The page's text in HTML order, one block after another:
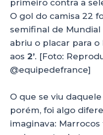
O gol do camisa 22
semifinal de Mundial
abriu o placar para o
aos 2’. [Foto:
@equipedefrance]
O que se viu
porém, foi algo
imaginava: